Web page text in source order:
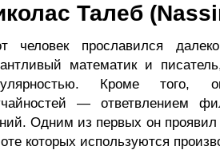
Талеб
человек прославился
математик и
Кроме того,
— ответвлением
Одним из первых он
которых используются